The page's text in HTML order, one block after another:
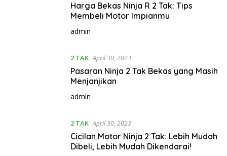
Harga Bekas Ninja R 2 Tak: Tips
Membeli Motor Impianmu
admin
2 TAK April 30, 2023
Pasaran Ninja 2 Tak Bekas yang Masih
Menjanjikan
admin
2 TAK April 30, 2023
Cicilan Motor Ninja 2 Tak: Lebih Mudah
Dibeli, Lebih Mudah Dikendarai!